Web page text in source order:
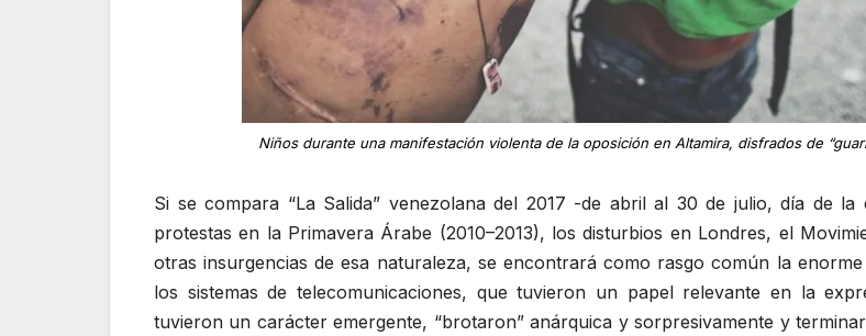
Niños durante una manifestación violenta de la oposición en Altamira, disfrados de
Si se compara “La Salida” venezolana del 2017 -de abril al 30 de julio, día de
protestas en la Primavera Árabe (2010–2013), los disturbios en Londres, el
otras insurgencias de esa naturaleza, se encontrará como rasgo común la
los sistemas de telecomunicaciones, que tuvieron un papel relevante en la
tuvieron un carácter emergente, “brotaron” anárquica y sorpresivamente y